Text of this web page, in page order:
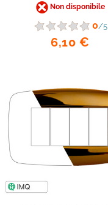
Non disponibile
0/5
6,10 €